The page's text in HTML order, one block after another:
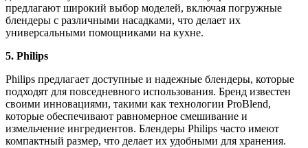
предлагают широкий выбор моделей, включая погружные
блендеры с различными насадками, что делает их
универсальными помощниками на кухне.
5. Philips
Philips предлагает доступные и надежные блендеры, которые
подходят для повседневного использования. Бренд известен
своими инновациями, такими как технологии ProBlend,
которые обеспечивают равномерное смешивание и
измельчение ингредиентов. Блендеры Philips часто имеют
компактный размер, что делает их удобными для хранения.